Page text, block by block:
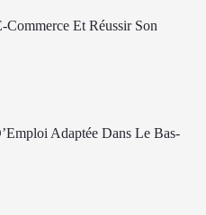
Et Réussir Son
Adaptée Dans Le Bas-